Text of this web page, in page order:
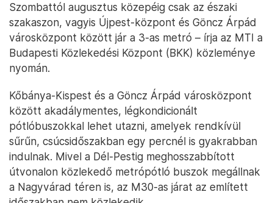
Szombattól augusztus közepéig csak az északi
szakaszon, vagyis Újpest-központ és Göncz Árpád
városközpont között jár a 3-as metró – írja az MTI a
Budapesti Közlekedési Központ (BKK) közleménye
nyomán.
Kőbánya-Kispest és a Göncz Árpád városközpont
között akadálymentes, légkondicionált
pótlóbuszokkal lehet utazni, amelyek rendkívül
sűrűn, csúcsidőszakban egy percnél is gyakrabban
indulnak. Mivel a Dél-Pestig meghosszabbított
útvonalon közlekedő metrópótló buszok megállnak
a Nagyvárad téren is, az M30-as járat az említett